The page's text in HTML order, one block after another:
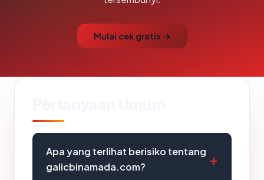
Mulai cek gratis →
Apa yang terlihat berisiko tentang
galicbinamada.com?